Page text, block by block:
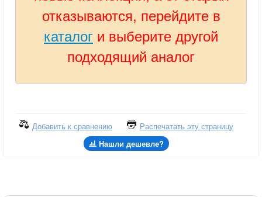
отказываются, перейдите в
каталог и выберите другой
подходящий аналог
Добавить к сравнению
Распечатать эту страницу
Нашли дешевле?